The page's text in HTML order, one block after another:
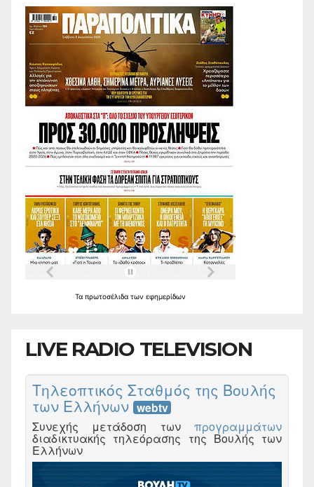
Τα πρωτοσέλιδα των εφημερίδων
LIVE RADIO TELEVISION